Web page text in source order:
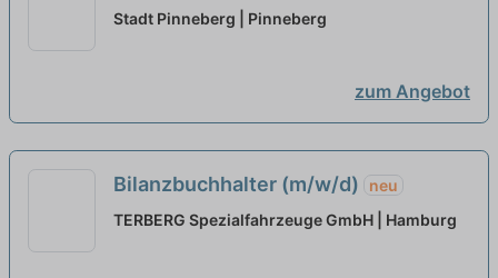
Unterbringung im Fachdienst
Stadt Pinneberg | Pinneberg
zum Angebot
Bilanzbuchhalter (m/w/d)
neu
TERBERG Spezialfahrzeuge GmbH | Hamburg